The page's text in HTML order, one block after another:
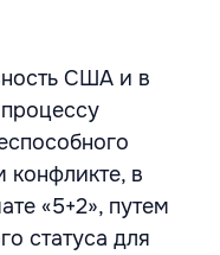
США и в
конфликте, в
«5+2», путем
статуса для